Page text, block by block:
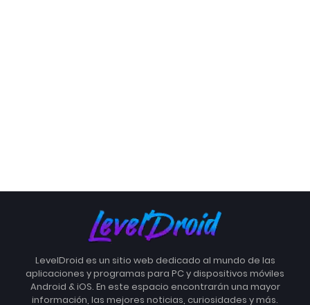
LevelDroid es un sitio web dedicado al mundo de las
aplicaciones y programas para PC y dispositivos móviles
Android & iOS. En este espacio encontrarán una mayor
información, las mejores noticias, curiosidades y más.